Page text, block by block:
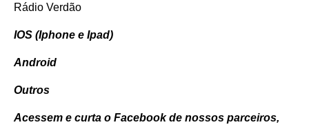
Rádio Verdão
IOS (Iphone e Ipad)
Android
Outros
Acessem e curta o Facebook de nossos parceiros,